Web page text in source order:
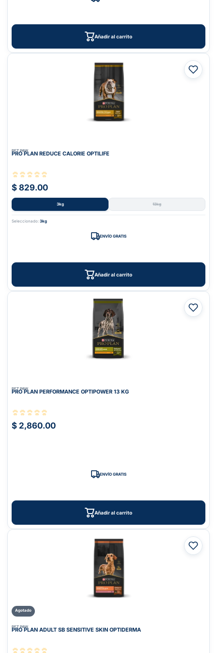
Añadir al carrito
PET PAW
PRO PLAN REDUCE CALORIE OPTILIFE
$ 829.00
3kg 13kg
Seleccionado: 3kg
ENVÍO GRATIS
Añadir al carrito
PET PAW
PRO PLAN PERFORMANCE OPTIPOWER 13 KG
$ 2,860.00
ENVÍO GRATIS
Añadir al carrito
Agotado
PET PAW
PRO PLAN ADULT SB SENSITIVE SKIN OPTIDERMA